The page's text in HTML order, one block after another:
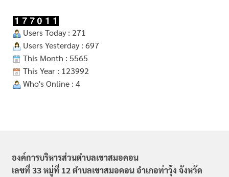
Users Today : 271
Users Yesterday : 697
This Month : 5565
This Year : 123992
Who's Online : 4
องค์การบริหารส่วนตำบลเขาสมอคอน
เลขที่ 33 หมู่ที่ 12 ตำบลเขาสมอคอน อำเภอท่าวุ้ง จังหวัด